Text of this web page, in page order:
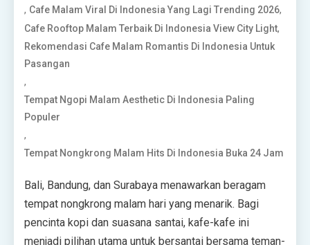
, Cafe Malam Viral Di Indonesia Yang Lagi Trending 2026,
Cafe Rooftop Malam Terbaik Di Indonesia View City Light,
Rekomendasi Cafe Malam Romantis Di Indonesia Untuk
Pasangan
,
Tempat Ngopi Malam Aesthetic Di Indonesia Paling
Populer
,
Tempat Nongkrong Malam Hits Di Indonesia Buka 24 Jam
Bali, Bandung, dan Surabaya menawarkan beragam
tempat nongkrong malam hari yang menarik. Bagi
pencinta kopi dan suasana santai, kafe-kafe ini
menjadi pilihan utama untuk bersantai bersama teman-